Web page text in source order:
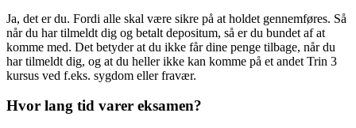
Ja, det er du. Fordi alle skal være sikre på at holdet gennemføres. Så
når du har tilmeldt dig og betalt depositum, så er du bundet af at
komme med. Det betyder at du ikke får dine penge tilbage, når du
har tilmeldt dig, og at du heller ikke kan komme på et andet Trin 3
kursus ved f.eks. sygdom eller fravær.
Hvor lang tid varer eksamen?